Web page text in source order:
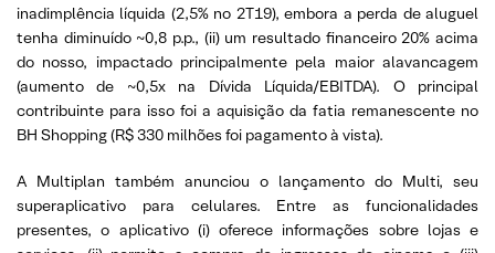
inadimplência líquida (2,5% no 2T19), embora a perda de aluguel
tenha diminuído ~0,8 p.p., (ii) um resultado financeiro 20% acima
do nosso, impactado principalmente pela maior alavancagem
(aumento de ~0,5x na Dívida Líquida/EBITDA). O principal
contribuinte para isso foi a aquisição da fatia remanescente no
BH Shopping (R$ 330 milhões foi pagamento à vista).
A Multiplan também anunciou o lançamento do Multi, seu
superaplicativo para celulares. Entre as funcionalidades
presentes, o aplicativo (i) oferece informações sobre lojas e